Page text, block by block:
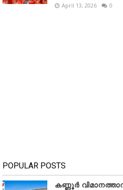
April 13, 2026 0
POPULAR POSTS
കണ്ണൂർ